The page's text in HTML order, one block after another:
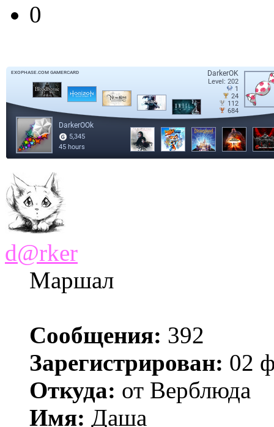
0
d@rker
Маршал
Сообщения: 392
Зарегистрирован: 02
Откуда: от Верблюда
Имя: Даша